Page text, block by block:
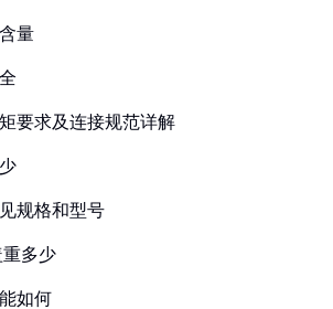
量
要求及连接规范详解
规格和型号
重多少
如何